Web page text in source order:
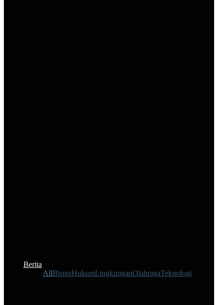
Berita
AllBisnisHukumLingkunganOlahragaTeknologi